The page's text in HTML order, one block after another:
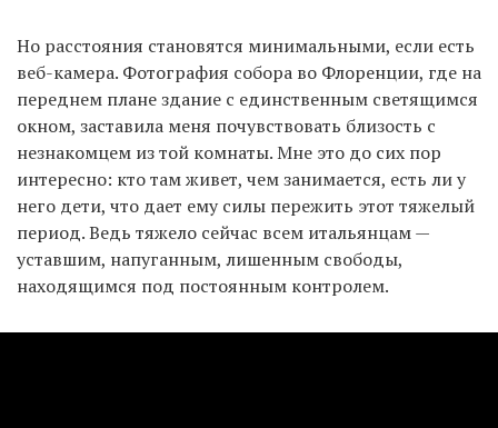
Но расстояния становятся минимальными, если есть
веб-камера. Фотография собора во Флоренции, где на
переднем плане здание с единственным светящимся
окном, заставила меня почувствовать близость с
незнакомцем из той комнаты. Мне это до сих пор
интересно: кто там живет, чем занимается, есть ли у
него дети, что дает ему силы пережить этот тяжелый
период. Ведь тяжело сейчас всем итальянцам —
уставшим, напуганным, лишенным свободы,
находящимся под постоянным контролем.